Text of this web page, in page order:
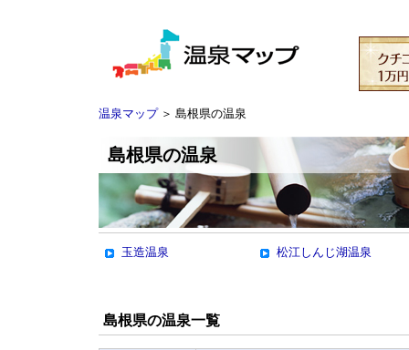
温泉マップ＞ 島根県の温泉
島根県の温泉
玉造温泉 松江しんじ湖温泉
島根県の温泉一覧